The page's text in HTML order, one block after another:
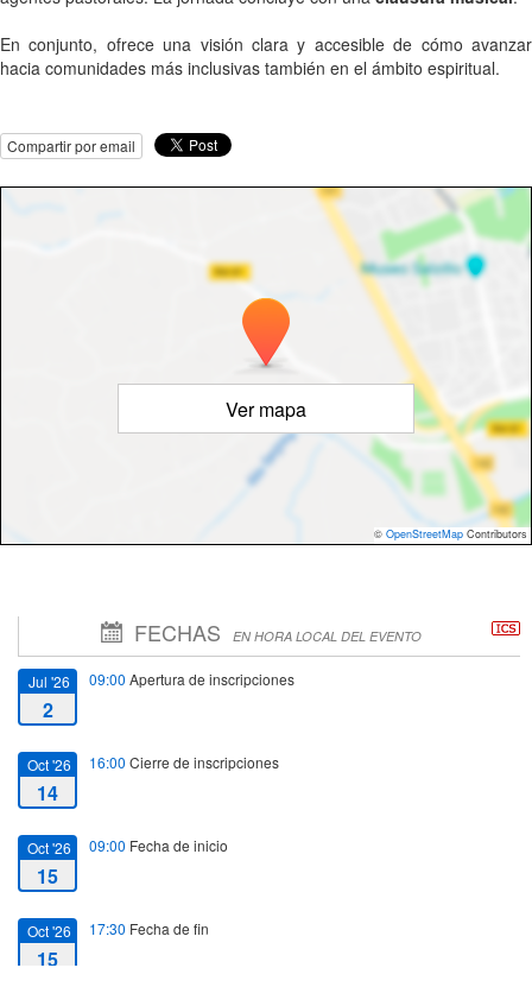
En conjunto, ofrece una visión clara y accesible de cómo avanzar
hacia comunidades más inclusivas también en el ámbito espiritual.
Compartir por email
Ver mapa
© OpenStreetMap Contributors
FECHAS EN HORA LOCAL DEL EVENTO
Jul '26
2
09:00 Apertura de inscripciones
Oct '26
14
16:00 Cierre de inscripciones
Oct '26
15
09:00 Fecha de inicio
Oct '26
15
17:30 Fecha de fin